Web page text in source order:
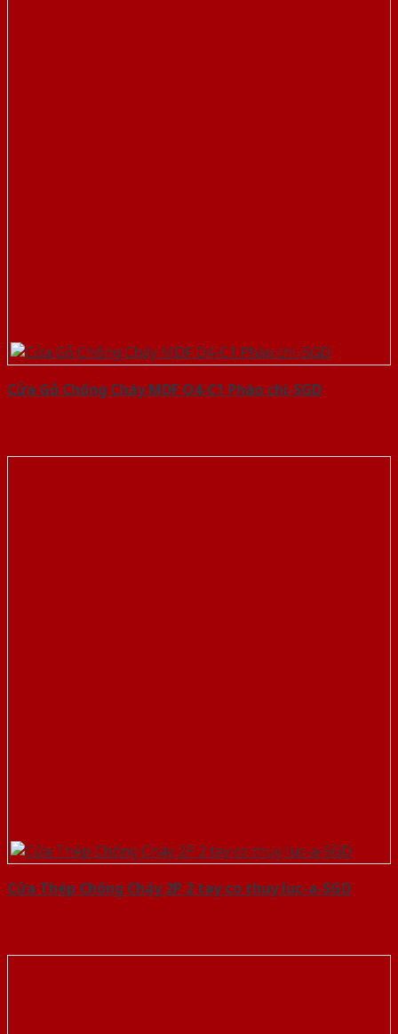
Cửa Gỗ Chống Cháy MDF O4-C1 Phào chi-SGD
Cửa Thép Chống Cháy 2P 2 tay co thuy luc-a-SGD